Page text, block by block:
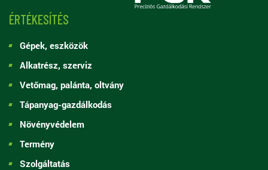
ÉRTÉKESÍTÉS
Gépek, eszközök
Alkatrész, szerviz
Vetőmag, palánta, oltvány
Tápanyag-gazdálkodás
Növényvédelem
Termény
Szolgáltatás